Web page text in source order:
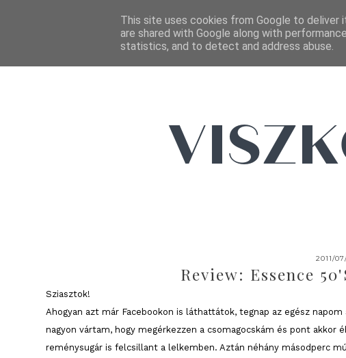
2011/
Review: Essence
Sziasztok!
Ahogyan azt már Facebookon is láthattátok, tegnap az egész
nagyon vártam, hogy megérkezzen a csomagocskám és pont
reménysugár is felcsillant a lelkemben. Aztán néhány másodperc
This site uses cookies from Google to deliver
are shared with Google along with
statistics, and to detect and address abuse.